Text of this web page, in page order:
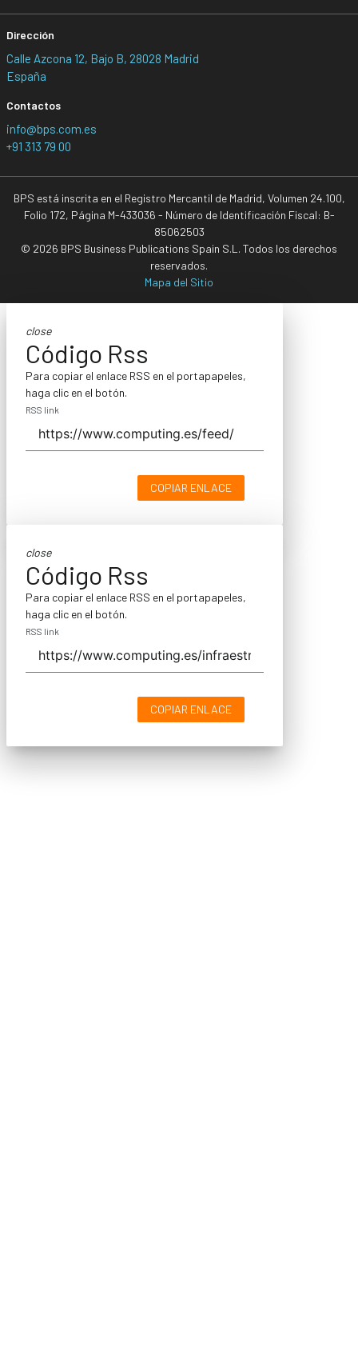
Dirección
Calle Azcona 12, Bajo B, 28028 Madrid
España
Contactos
info@bps.com.es
+91 313 79 00
BPS está inscrita en el Registro Mercantil de Madrid, Volumen 24.100,
Folio 172, Página M-433036 - Número de Identificación Fiscal: B-
85062503
© 2026 BPS Business Publications Spain S.L. Todos los derechos
reservados.
Mapa del Sitio
close
Código Rss
Para copiar el enlace RSS en el portapapeles,
haga clic en el botón.
RSS link
COPIAR ENLACE
close
Código Rss
Para copiar el enlace RSS en el portapapeles,
haga clic en el botón.
RSS link
COPIAR ENLACE